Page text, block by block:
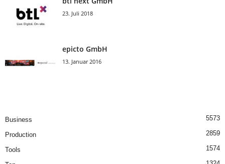
23. Juli 2018
epicto GmbH
13. Januar 2016
Business 5573
Production 2859
Tools 1574